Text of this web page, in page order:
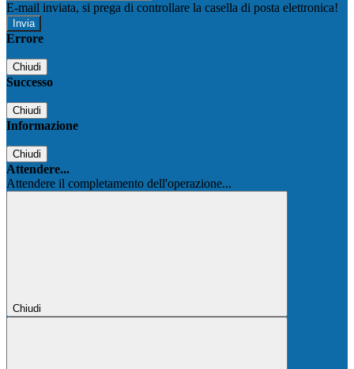
E-mail inviata, si prega di controllare la casella di posta elettronica!
Errore
Chiudi
Successo
Chiudi
Informazione
Chiudi
Attendere...
Attendere il completamento dell'operazione...
Chiudi